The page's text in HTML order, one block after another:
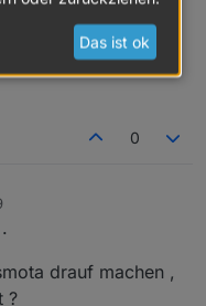
0
drauf machen ,
?
Das ist ok